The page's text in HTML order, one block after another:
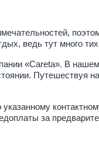
ведь тут много
«Careta». В
Путешествуя
за